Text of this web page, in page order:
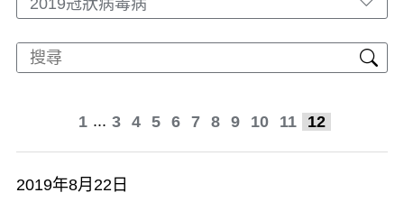
2019冠狀病毒病
1 ... 3 4 5 6 7 8 9 10 11 12
2019年8月22日